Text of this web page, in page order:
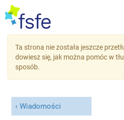
Ta strona nie została jeszcze
dowiesz się, jak można pomóc w
sposób.
Wiadomości